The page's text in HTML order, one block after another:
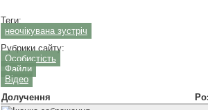
Теги:
неочікувана зустріч
Рубрики сайту:
Особистість
Файли
Відео
Долучення